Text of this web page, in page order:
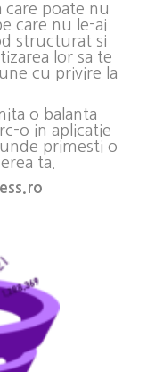
poate nu
care nu le-ai
structurat si
lor sa te
cu privire la
o balanta
o in aplicatie
primesti o
ta.